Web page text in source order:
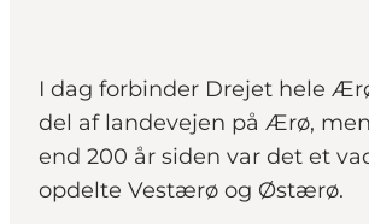
I dag forbinder Drejet hele
del af landevejen på Ærø,
end 200 år siden var det et
opdelte Vestærø og Østærø.